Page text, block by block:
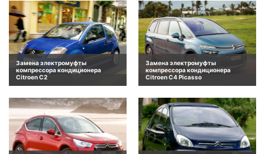
Замена электромуфты
компрессора кондиционера
Citroen C2
Замена электромуфты
компрессора кондиционера
Citroen C4 Picasso